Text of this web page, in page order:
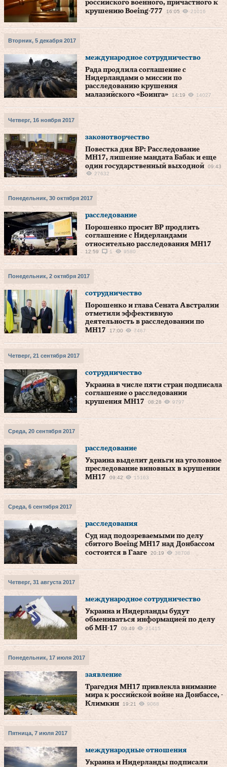
российского военного, причастного к
крушению Boeing-777
16:05 21016
Вторник, 5 декабря 2017
международное сотрудничество
Рада продлила соглашение с
Нидерландами о миссии по
расследованию крушения
малазийского «Боинга»
14:19 14027
Четверг, 16 ноября 2017
законотворчество
Повестка дня ВР: Расследование
МН17, лишение мандата Бабак и еще
один государственный выходной
09:43
27632
Понедельник, 30 октября 2017
расследование
Порошенко просит ВР продлить
соглашение с Нидерландами
относительно расследования MH17
12:59 1 9580
Понедельник, 2 октября 2017
сотрудничество
Порошенко и глава Сената Австралии
отметили эффективную
деятельность в расследовании по
МН17
17:00 7467
Четверг, 21 сентября 2017
сотрудничество
Украина в числе пяти стран подписала
соглашение о расследовании
крушения МН17
08:28 9797
Среда, 20 сентября 2017
расследование
Украина выделит деньги на уголовное
преследование виновных в крушении
MH17
09:42 15163
Среда, 6 сентября 2017
расследования
Суд над подозреваемыми по делу
сбитого Boeing МН17 над Донбассом
состоится в Гааге
20:19 38708
Четверг, 31 августа 2017
международное сотрудничество
Украина и Нидерланды будут
обмениваться информацией по делу
об MH-17
09:49 21415
Понедельник, 17 июля 2017
заявление
Трагедия МН17 привлекла внимание
мира к российской войне на Донбассе, -
Климкин
19:21 9068
Пятница, 7 июля 2017
международные отношения
Украина и Нидерланды подписали